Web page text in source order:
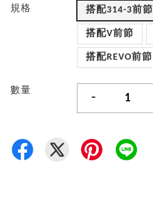
規格 搭配314-3前節
搭配V前節
搭配REVO前節
數量
-